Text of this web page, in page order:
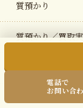
質預かり
質預かり／買取
査定対象ブランド
電話で
お問い合